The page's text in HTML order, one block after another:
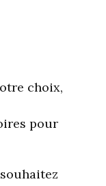
choix,
pour